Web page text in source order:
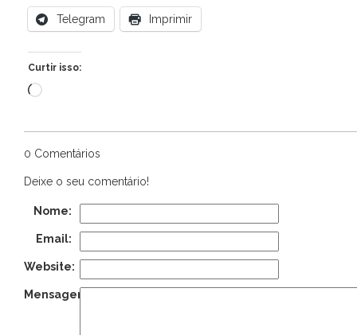
Telegram Imprimir
Curtir isso:
Carregando...
0 Comentários
Deixe o seu comentário!
Nome:
Email:
Website:
Mensagem: